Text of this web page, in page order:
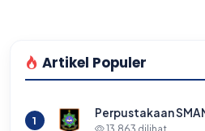
Artikel Populer
1
Perpustakaan